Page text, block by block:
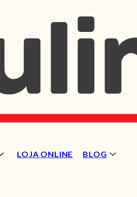
LOJA ONLINE BLOG